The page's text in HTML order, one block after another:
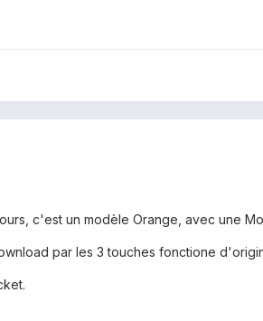
c'est un modèle Orange, avec une
par les 3 touches fonctione